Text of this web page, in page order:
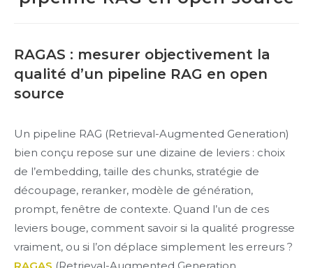
RAGAS : mesurer objectivement la
qualité d’un pipeline RAG en open
source
Un pipeline RAG (Retrieval-Augmented Generation)
bien conçu repose sur une dizaine de leviers : choix
de l’embedding, taille des chunks, stratégie de
découpage, reranker, modèle de génération,
prompt, fenêtre de contexte. Quand l’un de ces
leviers bouge, comment savoir si la qualité progresse
vraiment, ou si l’on déplace simplement les erreurs ?